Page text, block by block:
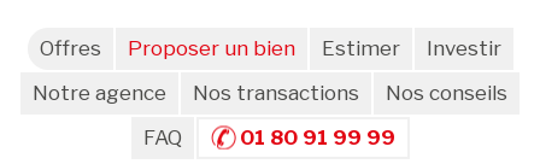
Offres Proposer un bien Estimer
Investir
Notre agence
Nos transactions
Nos conseils
FAQ
01 80 91 99 99